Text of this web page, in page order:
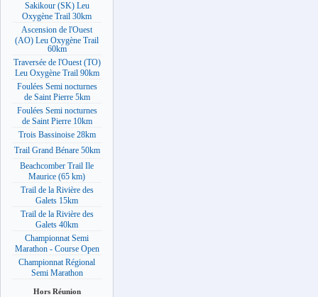
Sakikour (SK) Leu
Oxygène Trail 30km
Ascension de l'Ouest
(AO) Leu Oxygène Trail
60km
Traversée de l'Ouest (TO)
Leu Oxygène Trail 90km
Foulées Semi nocturnes
de Saint Pierre 5km
Foulées Semi nocturnes
de Saint Pierre 10km
Trois Bassinoise 28km
Trail Grand Bénare 50km
Beachcomber Trail Ile
Maurice (65 km)
Trail de la Rivière des
Galets 15km
Trail de la Rivière des
Galets 40km
Championnat Semi
Marathon - Course Open
Championnat Régional
Semi Marathon
Hors Réunion